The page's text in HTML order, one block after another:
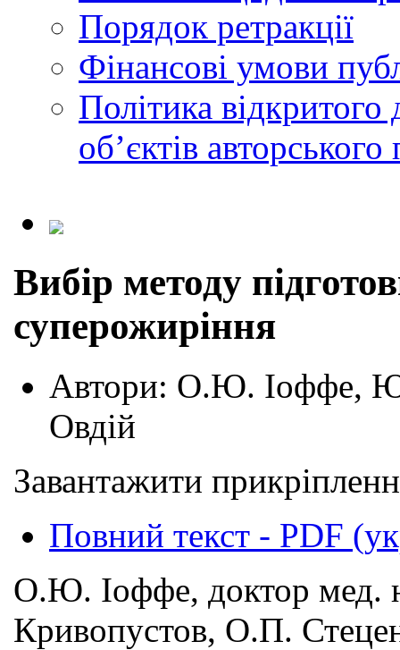
Порядок ретракції
Фінансові умови
Політика
обʼєктів авторського
Вибір методу
суперожиріння
Автори: О.Ю. Іоффе,
Овдій
Завантажити
Повний текст - PDF
О.Ю. Іоффе, доктор мед.
Кривопустов, О.П.